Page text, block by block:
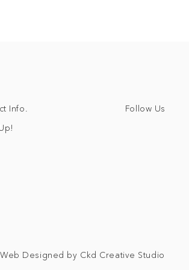
Web Designed by Ckd Creative Studio
Info.
Follow Us